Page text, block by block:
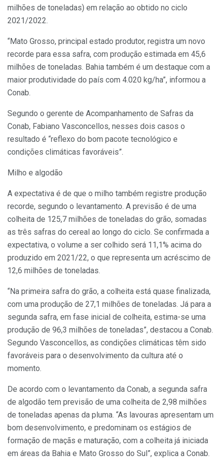
milhões de toneladas) em relação ao obtido no ciclo
2021/2022.
“Mato Grosso, principal estado produtor, registra um novo
recorde para essa safra, com produção estimada em 45,6
milhões de toneladas. Bahia também é um destaque com a
maior produtividade do país com 4.020 kg/ha”, informou a
Conab.
Segundo o gerente de Acompanhamento de Safras da
Conab, Fabiano Vasconcellos, nesses dois casos o
resultado é “reflexo do bom pacote tecnológico e
condições climáticas favoráveis”.
Milho e algodão
A expectativa é de que o milho também registre produção
recorde, segundo o levantamento. A previsão é de uma
colheita de 125,7 milhões de toneladas do grão, somadas
as três safras do cereal ao longo do ciclo. Se confirmada a
expectativa, o volume a ser colhido será 11,1% acima do
produzido em 2021/22, o que representa um acréscimo de
12,6 milhões de toneladas.
“Na primeira safra do grão, a colheita está quase finalizada,
com uma produção de 27,1 milhões de toneladas. Já para a
segunda safra, em fase inicial de colheita, estima-se uma
produção de 96,3 milhões de toneladas”, destacou a Conab.
Segundo Vasconcellos, as condições climáticas têm sido
favoráveis para o desenvolvimento da cultura até o
momento.
De acordo com o levantamento da Conab, a segunda safra
de algodão tem previsão de uma colheita de 2,98 milhões
de toneladas apenas da pluma. “As lavouras apresentam um
bom desenvolvimento, e predominam os estágios de
formação de maçãs e maturação, com a colheita já iniciada
em áreas da Bahia e Mato Grosso do Sul”, explica a Conab.